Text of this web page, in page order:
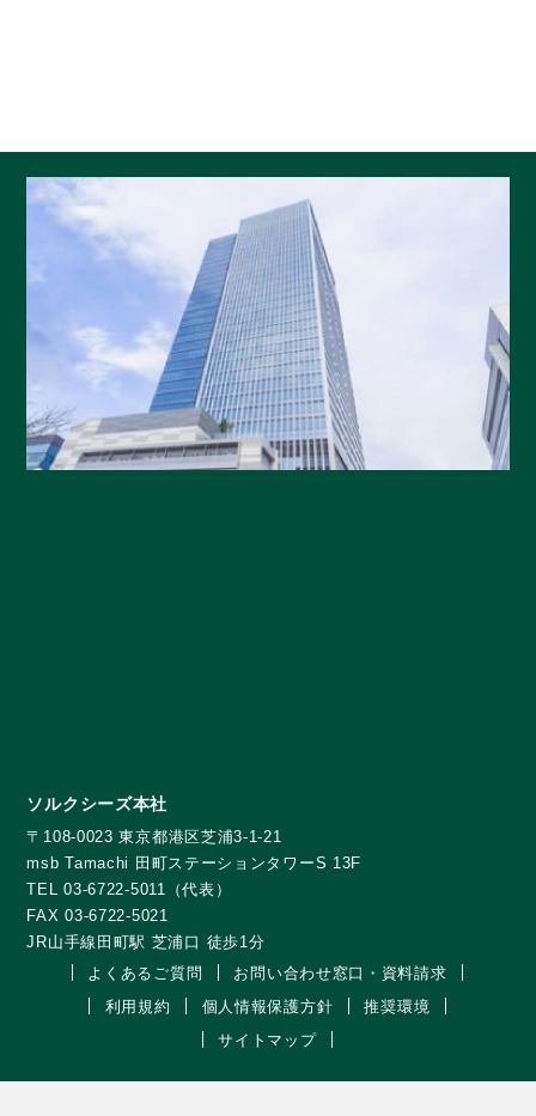
ソルクシーズ本社
〒108-0023 東京都港区芝浦3-1-21
msb Tamachi 田町ステーションタワーS 13F
TEL 03-6722-5011（代表）
FAX 03-6722-5021
JR山手線田町駅 芝浦口 徒歩1分
よくあるご質問
お問い合わせ窓口・資料請求
利用規約
個人情報保護方針
推奨環境
サイトマップ